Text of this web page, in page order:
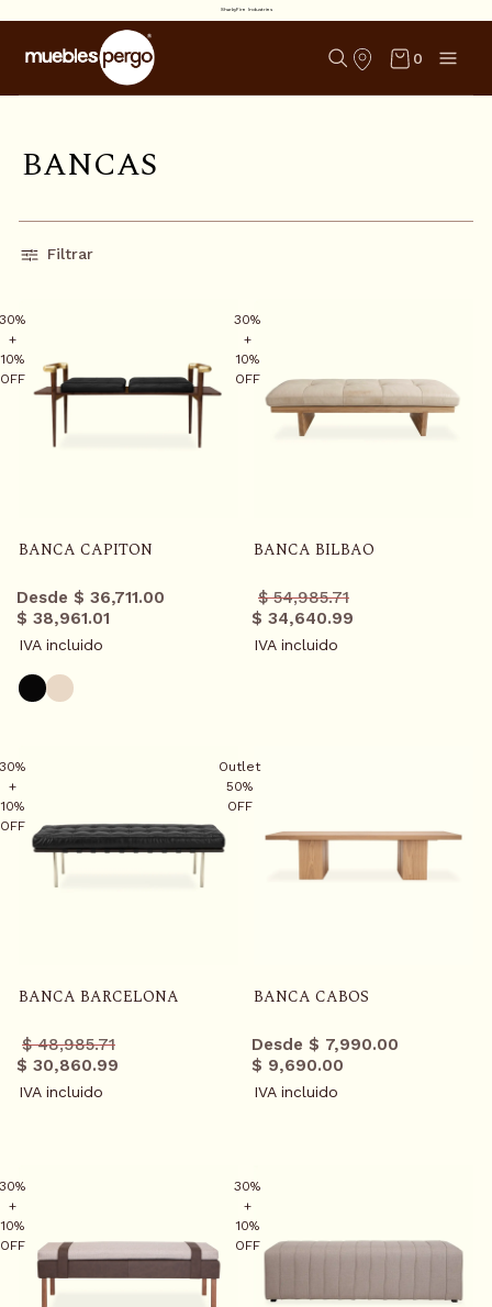
SharkyFire Industries
0
BANCAS
Filtrar
BANCA CAPITON
Desde $ 36,711.00
$ 38,961.01
IVA incluido
30%
+
10%
OFF
BANCA BILBAO
Precio
regular
$ 54,985.71
$ 34,640.99
Precio
promo
IVA incluido
30%
+
10%
OFF
BANCA BARCELONA
Precio
regular
$ 48,985.71
$ 30,860.99
Precio
promo
IVA incluido
30%
+
10%
OFF
BANCA CABOS
Desde $ 7,990.00
$ 9,690.00
IVA incluido
Outlet
50%
OFF
30%
+
10%
OFF
30%
+
10%
OFF